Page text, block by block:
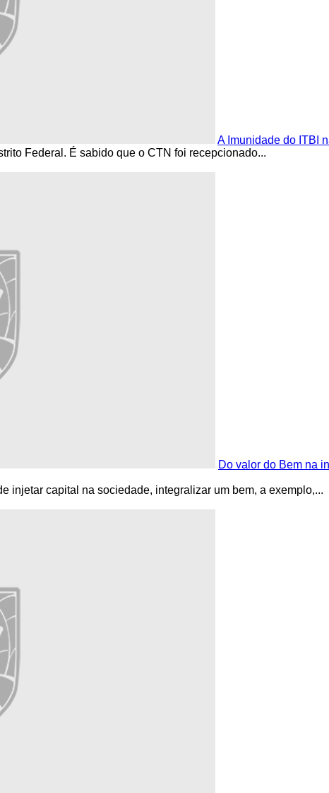
A Imunidade do ITBI
Federal. É sabido que o CTN foi recepcionado...
Do valor do Bem na
injetar capital na sociedade, integralizar um bem, a exemplo,...